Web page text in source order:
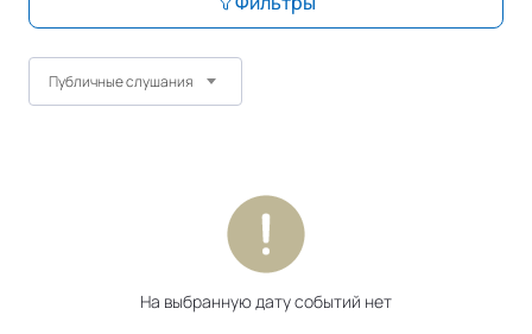
Публичные слушания
На выбранную дату событий нет